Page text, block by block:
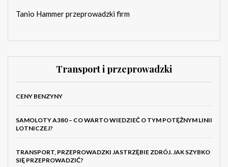
Tanio Hammer przeprowadzki firm
Transport i przeprowadzki
CENY BENZYNY
SAMOLOTY A380 – CO WARTO WIEDZIEĆ O TYM POTĘŻNYM LINII
LOTNICZEJ?
TRANSPORT, PRZEPROWADZKI JASTRZĘBIE ZDRÓJ. JAK SZYBKO
SIĘ PRZEPROWADZIĆ?